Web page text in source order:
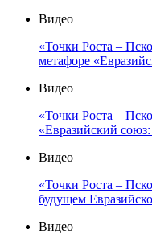
Видео
«Точки Роста –
метафоре
Видео
«Точки Роста –
«Евразийский
Видео
«Точки Роста –
будущем
Видео